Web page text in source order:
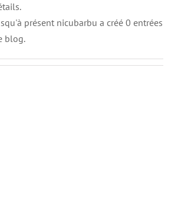
présent nicubarbu a créé 0 entrées
blog.